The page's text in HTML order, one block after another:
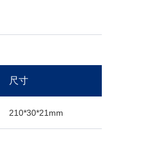
尺寸
210*30*21mm